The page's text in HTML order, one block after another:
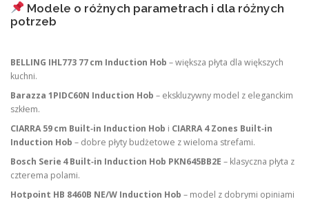
Modele o różnych parametrach i dla różnych
potrzeb
BELLING IHL773 77 cm Induction Hob – większa płyta dla większych
kuchni.
Barazza 1PIDC60N Induction Hob – ekskluzywny model z eleganckim
szkłem.
CIARRA 59 cm Built‑in Induction Hob i CIARRA 4 Zones Built‑in
Induction Hob – dobre płyty budżetowe z wieloma strefami.
Bosch Serie 4 Built‑in Induction Hob PKN645BB2E – klasyczna płyta z
czterema polami.
Hotpoint HB 8460B NE/W Induction Hob – model z dobrymi opiniami